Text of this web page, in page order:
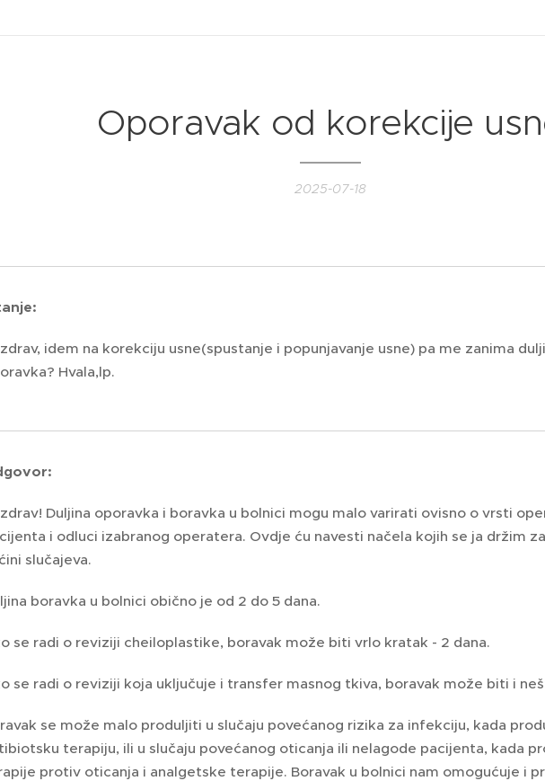
Oporavak od korekcije
2025-07-18
idem na korekciju usne(spustanje i popunjavanje usne) pa me zanima
Hvala,lp.
Duljina oporavka i boravka u bolnici mogu malo varirati ovisno o vrsti
i odluci izabranog operatera. Ovdje ću navesti načela kojih se ja držim
slučajeva.
boravka u bolnici obično je od 2 do 5 dana.
se radi o reviziji cheiloplastike, boravak može biti vrlo kratak - 2 dana.
se radi o reviziji koja uključuje i transfer masnog tkiva, boravak može biti i
se može malo produljiti u slučaju povećanog rizika za infekciju, kada
terapiju, ili u slučaju povećanog oticanja ili nelagode pacijenta, kada
protiv oticanja i analgetske terapije. Boravak u bolnici nam omogućuje i